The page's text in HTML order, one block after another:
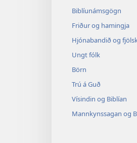
Biblíunámsgögn
Friður og hamingja
Hjónabandið og
Ungt fólk
Börn
Trú á Guð
Vísindin og Biblían
Mannkynssagan og